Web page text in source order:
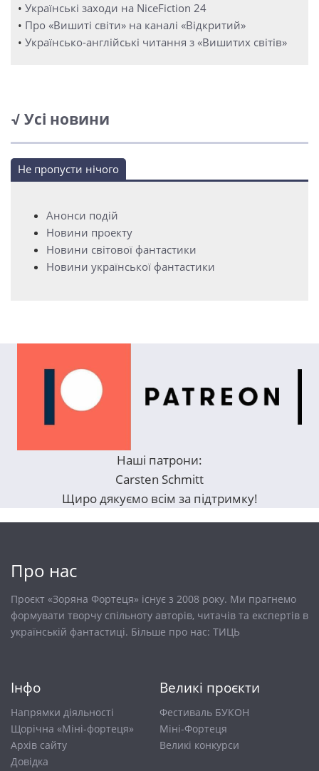
• Українські заходи на NiceFiction 24
• Про «Вишиті світи» на каналі «Відкритий»
• Українсько-англійські читання з «Вишитих світів»
√ Усі новини
Не пропусти нічого
Анонси подій
Новини проекту
Новини світової фантастики
Новини української фантастики
Наші патрони:
Carsten Schmitt
Щиро дякуємо всім за підтримку!
Про нас
Проєкт «Зоряна Фортеця» існує з 2008 року. Ми прагнемо
формувати творчу спільноту авторів, читачів та експертів в
українській фантастиці. Більше про нас: ТИЦЬ
Інфо
Напрямки діяльності
Щорічна «Міні-фортеця»
Архів сайту
Довiдка
Великі проєкти
Фестиваль БУКОН
Міні-Фортеця
Великі конкурси